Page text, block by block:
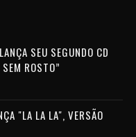
SEU SEGUNDO CD
ROSTO”
"LA LA LA", VERSÃO